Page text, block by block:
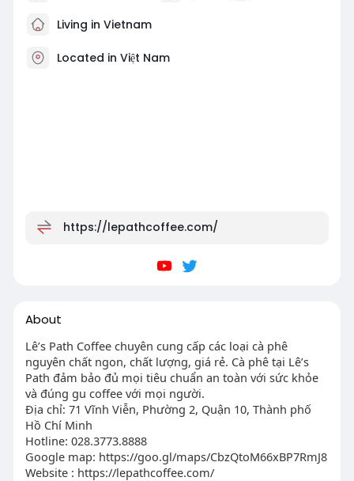
Living in Vietnam
Located in Việt Nam
https://lepathcoffee.com/
About
Lê’s Path Coffee chuyên cung cấp các loại cà phê
nguyên chất ngon, chất lượng, giá rẻ. Cà phê tại Lê’s
Path đảm bảo đủ mọi tiêu chuẩn an toàn với sức khỏe
và đúng gu coffee với mọi người.
Địa chỉ: 71 Vĩnh Viễn, Phường 2, Quận 10, Thành phố
Hồ Chí Minh
Hotline: 028.3773.8888
Google map: https://goo.gl/maps/CbzQtoM66xBP7RmJ8
Website : https://lepathcoffee.com/